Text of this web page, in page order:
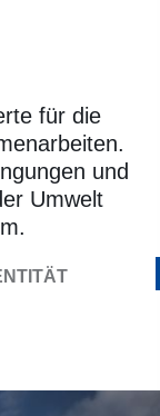
für die
und
Umwelt